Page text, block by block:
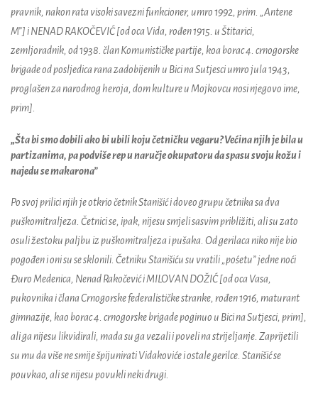
pravnik, nakon rata visoki savezni funkcioner, umro 1992, prim. „Antene
M”] i NENAD RAKOČEVIĆ [od oca Vida, rođen 1915. u Štitarici,
zemljoradnik, od 1938. član Komunističke partije, koa borac 4. crnogorske
brigade od posljedica rana zadobijenih u Bici na Sutjesci umro jula 1943,
proglašen za narodnog heroja, dom kulture u Mojkovcu nosi njegovo ime,
prim].
„Šta bi smo dobili ako bi ubili koju četničku vegaru? Većina njih je bila u
partizanima, pa podviše rep u naručje okupatoru da spasu svoju kožu i
najedu se makarona”
Po svoj prilici njih je otkrio četnik Stanišić i doveo grupu četnika sa dva
puškomitraljeza. Četnici se, ipak, nijesu smjeli sasvim približiti, ali su zato
osuli žestoku paljbu iz puškomitraljeza i pušaka. Od gerilaca niko nije bio
pogođen i oni su se sklonili. Četniku Stanišiću su vratili „pośetu” jedne noći
Đuro Medenica, Nenad Rakočević i MILOVAN DOŽIĆ [od oca Vasa,
pukovnika i člana Crnogorske federalističke stranke, rođen 1916, maturant
gimnazije, kao borac 4. crnogorske brigade poginuo u Bici na Sutjesci, prim],
ali ga nijesu likvidirali, mada su ga vezali i poveli na strijeljanje. Zaprijetili
su mu da više ne smije špijunirati Vidakoviće i ostale gerilce. Stanišić se
pouvkao, ali se nijesu povukli neki drugi.